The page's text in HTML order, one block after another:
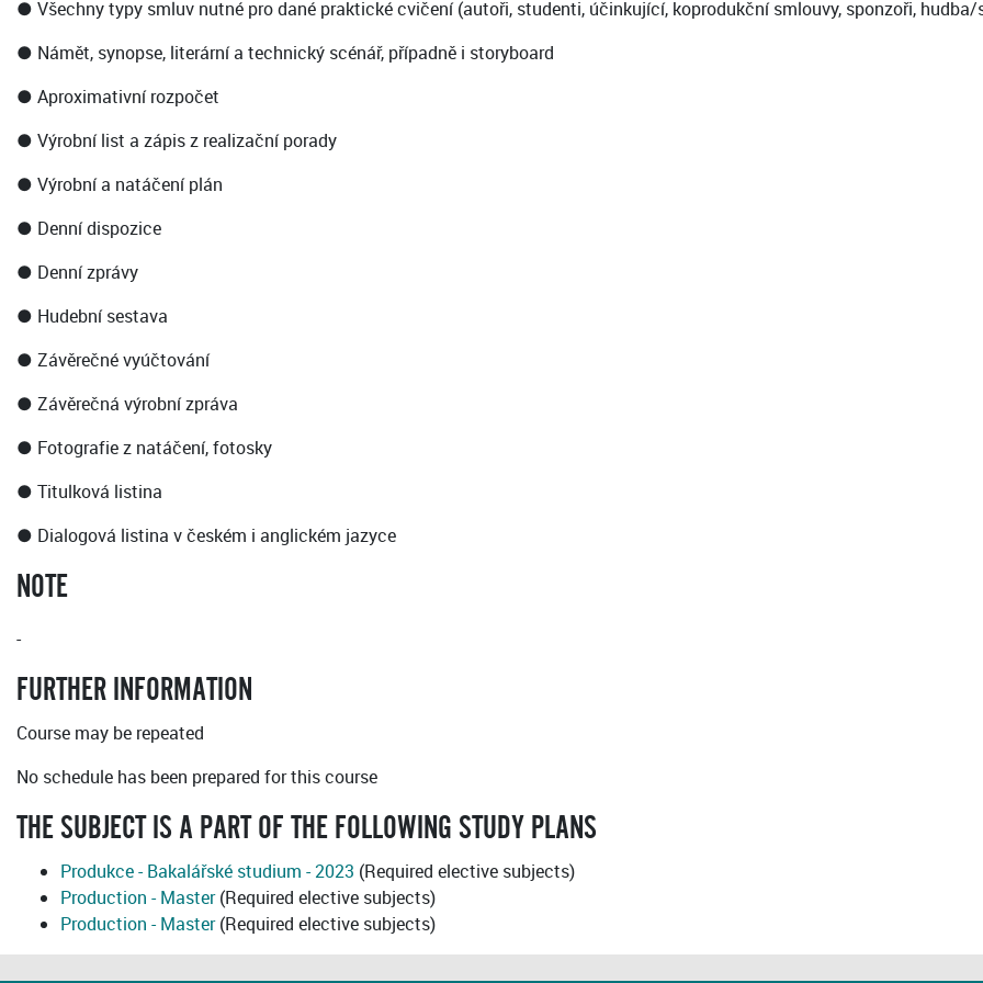
● Všechny typy smluv nutné pro dané praktické cvičení (autoři, studenti, účinkující, koprodukční smlouvy, sponzoři,
● Námět, synopse, literární a technický scénář, případně i storyboard
● Aproximativní rozpočet
● Výrobní list a zápis z realizační porady
● Výrobní a natáčení plán
● Denní dispozice
● Denní zprávy
● Hudební sestava
● Závěrečné vyúčtování
● Závěrečná výrobní zpráva
● Fotografie z natáčení, fotosky
● Titulková listina
● Dialogová listina v českém i anglickém jazyce
NOTE
-
FURTHER INFORMATION
Course may be repeated
No schedule has been prepared for this course
THE SUBJECT IS A PART OF THE FOLLOWING STUDY PLANS
Produkce - Bakalářské studium - 2023 (Required elective subjects)
Production - Master(Required elective subjects)
Production - Master(Required elective subjects)